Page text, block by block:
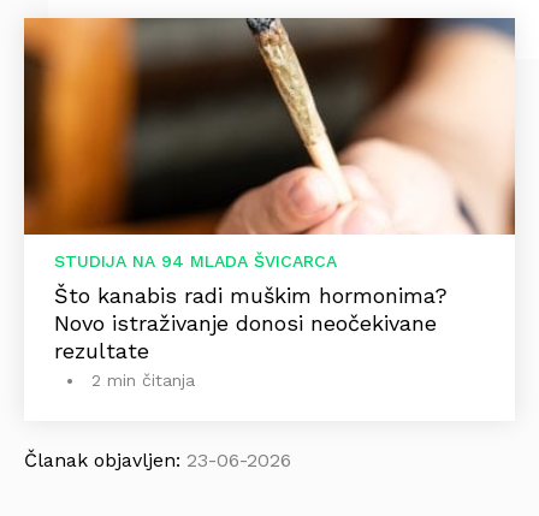
STUDIJA NA 94 MLADA ŠVICARCA
Što kanabis radi muškim hormonima?
Novo istraživanje donosi neočekivane
rezultate
2 min čitanja
Članak objavljen: 23-06-2026